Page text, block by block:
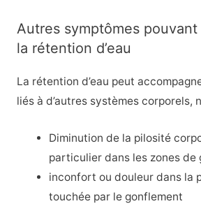
Autres symptômes
la rétention d’eau
La rétention d’eau peut
liés à d’autres systèmes corporels,
Diminution de la pilosité
particulier dans les zones de
inconfort ou douleur dans la
touchée par le gonflement